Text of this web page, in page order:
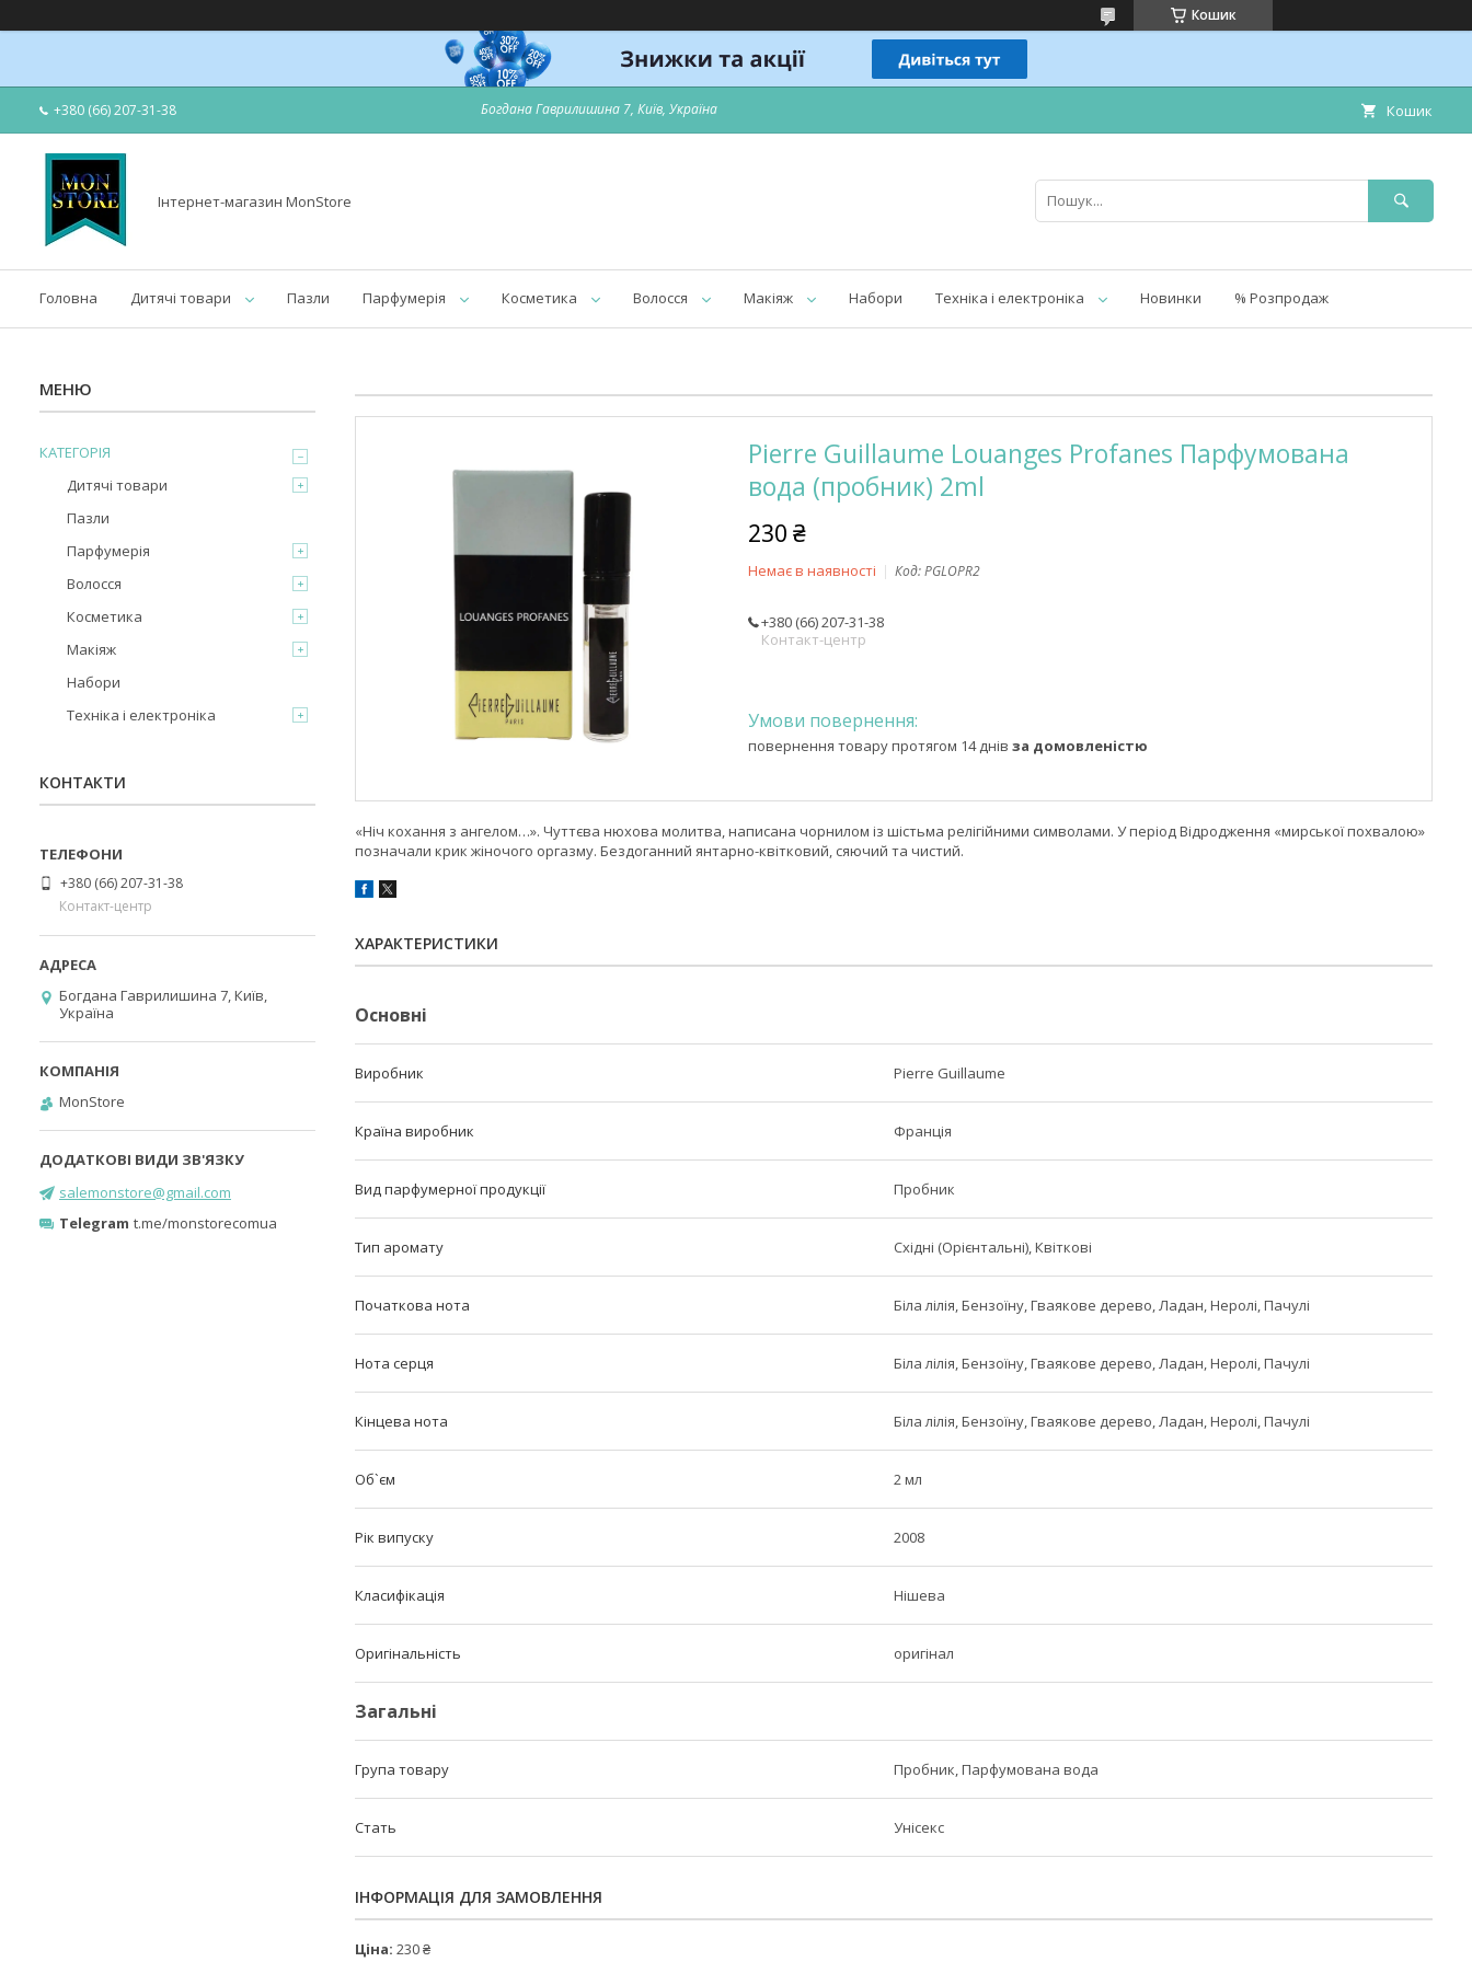
Кошик
+380 (66) 207-31-38 Богдана Гаврилишина 7, Київ, Україна Кошик
Інтернет-магазин MonStore
Головна Дитячі товари Пазли Парфумерія Косметика Волосся Макіяж Набори Техніка і електроніка Новинки % Розпродаж
Pierre Guillaume Louanges Profanes Парфумована
вода (пробник) 2ml
230 ₴
Немає в наявності Код:PGLOPR2
+380 (66) 207-31-38
Контакт-центр
повернення товару протягом 14 днів за домовленістю
«Ніч кохання з ангелом…». Чуттєва нюхова молитва, написана чорнилом із шістьма релігійними символами. У період Відродження «мирської похвалою»
позначали крик жіночого оргазму. Бездоганний янтарно-квітковий, сяючий та чистий.
ХАРАКТЕРИСТИКИ
Основні
Виробник Pierre Guillaume
Країна виробник Франція
Вид парфумерної продукції Пробник
Тип аромату Східні (Орієнтальні), Квіткові
Початкова нота Біла лілія, Бензоїну, Гваякове дерево, Ладан, Неролі, Пачулі
Нота серця Біла лілія, Бензоїну, Гваякове дерево, Ладан, Неролі, Пачулі
Кінцева нота Біла лілія, Бензоїну, Гваякове дерево, Ладан, Неролі, Пачулі
Об`єм 2 мл
Рік випуску 2008
Класифікація Нішева
Оригінальність оригінал
Загальні
Група товару Пробник, Парфумована вода
Стать Унісекс
ІНФОРМАЦІЯ ДЛЯ ЗАМОВЛЕННЯ
Ціна: 230 ₴
КАТЕГОРІЯ
Дитячі товари
Пазли
Парфумерія
Волосся
Косметика
Макіяж
Набори
Техніка і електроніка
КОНТАКТИ
+380 (66) 207-31-38
Контакт-центр
Богдана Гаврилишина 7, Київ,
Україна
MonStore
salemonstore@gmail.com
Telegram t.me/monstorecomua